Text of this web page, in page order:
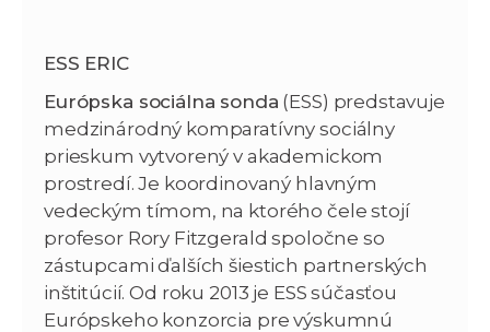
ESS ERIC
Európska sociálna sonda (ESS) predstavuje
medzinárodný komparatívny sociálny
prieskum vytvorený v akademickom
prostredí. Je koordinovaný hlavným
vedeckým tímom, na ktorého čele stojí
profesor Rory Fitzgerald spoločne so
zástupcami ďalších šiestich partnerských
inštitúcií. Od roku 2013 je ESS súčasťou
Európskeho konzorcia pre výskumnú